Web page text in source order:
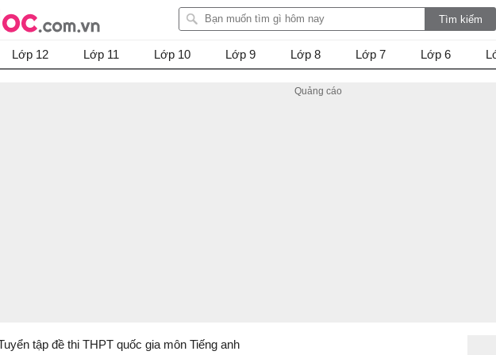
Lớp 12 Lớp 11 Lớp 10 Lớp 9 Lớp 8 Lớp 7 Lớp 6
tập đề thi THPT quốc gia môn Tiếng anh